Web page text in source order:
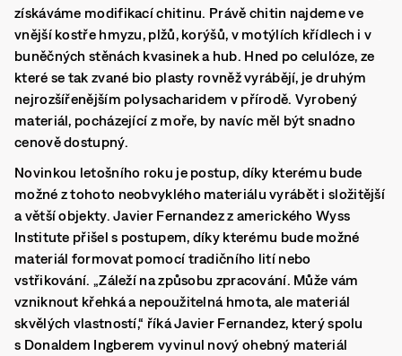
získáváme modifikací chitinu. Právě chitin najdeme ve
vnější kostře hmyzu, plžů, korýšů, v motýlích křídlech i v
buněčných stěnách kvasinek a hub. Hned po celulóze, ze
které se tak zvané bio plasty rovněž vyrábějí, je druhým
nejrozšířenějším polysacharidem v přírodě. Vyrobený
materiál, pocházející z moře, by navíc měl být snadno
cenově dostupný.
Novinkou letošního roku je postup, díky kterému bude
možné z tohoto neobvyklého materiálu vyrábět i složitější
a větší objekty. Javier Fernandez z amerického Wyss
Institute přišel s postupem, díky kterému bude možné
materiál formovat pomocí tradičního lití nebo
vstřikování. „Záleží na způsobu zpracování. Může vám
vzniknout křehká a nepoužitelná hmota, ale materiál
skvělých vlastností,“ říká Javier Fernandez, který spolu
s Donaldem Ingberem vyvinul nový ohebný materiál